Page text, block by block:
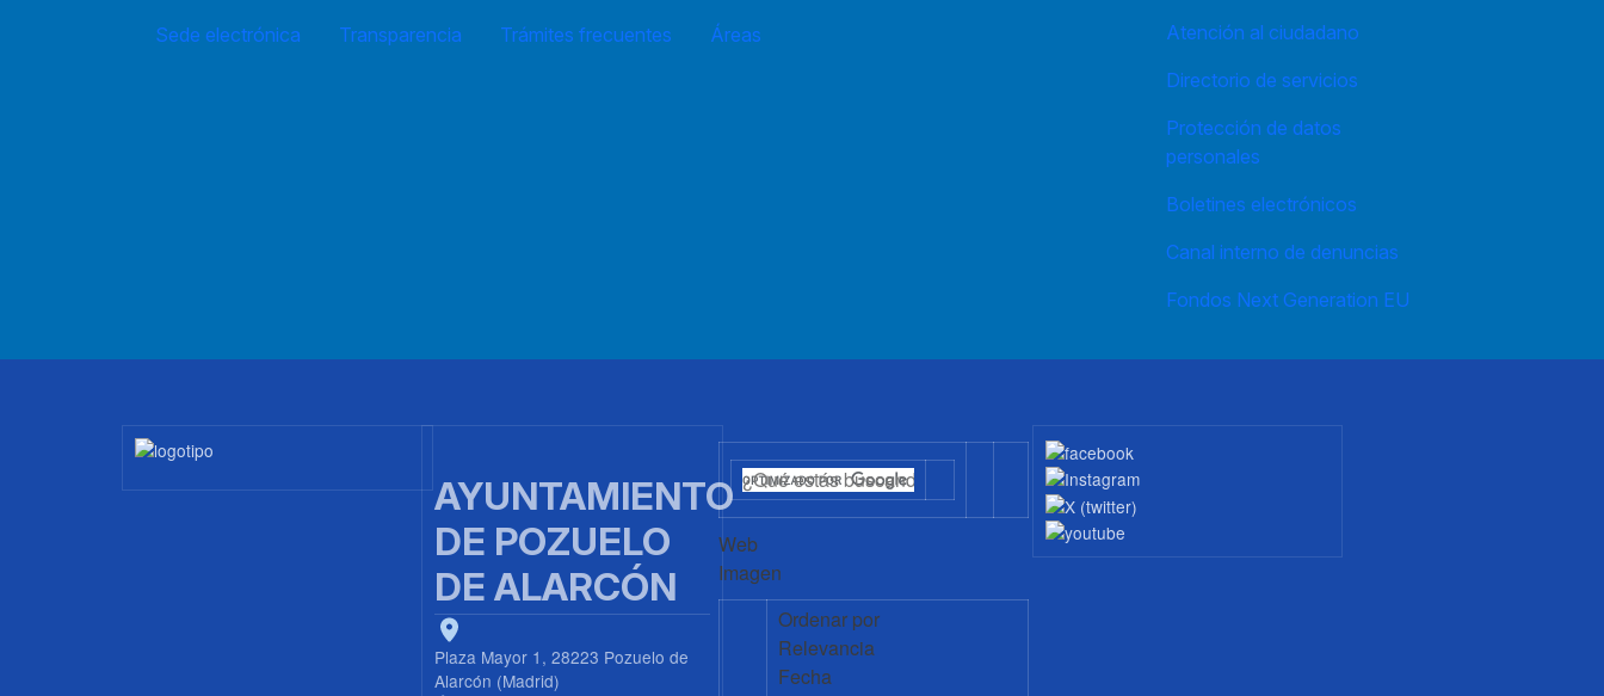
Sede electrónica
Transparencia Trámites frecuentes Áreas
Atención al ciudadano
Directorio de servicios
Protección de datos
personales
Boletines electrónicos
Canal interno de denuncias
Fondos Next Generation EU
Imagen
AYUNTAMIENTO
DE POZUELO
DE ALARCÓN
Plaza Mayor 1, 28223 Pozuelo de
Alarcón (Madrid)
Web
Imagen
Ordenar por
Relevancia
Fecha